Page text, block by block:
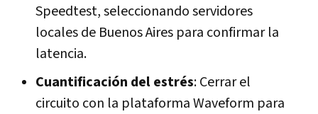
Speedtest, seleccionando servidores
locales de Buenos Aires para confirmar la
latencia.
Cuantificación del estrés: Cerrar el
circuito con la plataforma Waveform para